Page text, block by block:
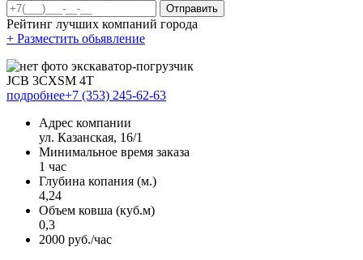
Отправить
Рейтинг лучших компаний города
+ Разместить обьявление
JCB 3CXSM 4T
подробнее+7 (353) 245-62-63
Адрес компании
ул. Казанская, 16/1
Минимальное время заказа
1 час
Глубина копания (м.)
4,24
Объем ковша (куб.м)
0,3
2000 руб./час